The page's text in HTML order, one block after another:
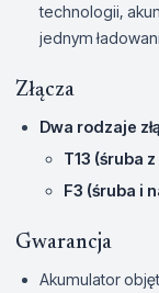
technologii,
jednym
Złącza
Dwa rodzaje
T13 (śruba
F3 (śruba i
Gwarancja
Akumulator